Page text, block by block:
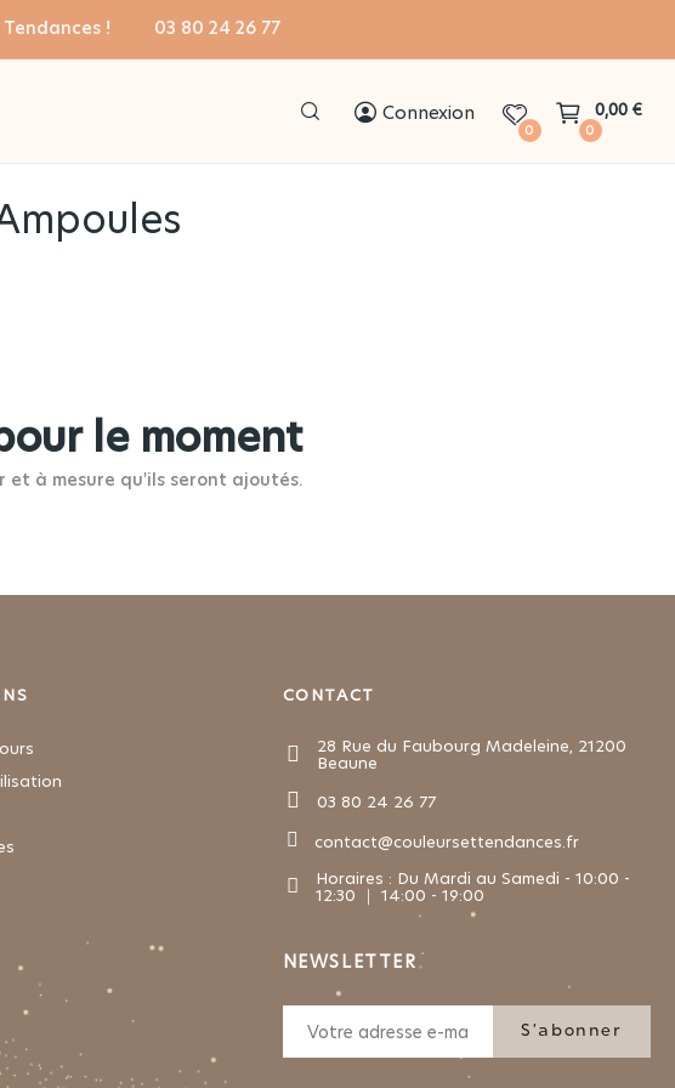
Tendances ! 03 80 24 26 77
Connexion
0
0,00 €
0
le moment
et à mesure qu'ils seront ajoutés.
CONTACT
28 Rue du Faubourg Madeleine, 21200
Beaune
03 80 24 26 77
contact@couleursettendances.fr
Horaires : Du Mardi au Samedi - 10:00 -
12:30 ｜ 14:00 - 19:00
NEWSLETTER
S’abonner